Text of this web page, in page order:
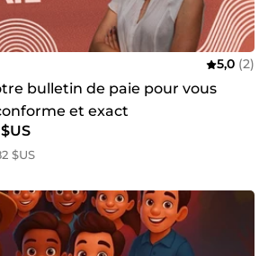
5,0 (2)
bulletin de paie pour vous
et exact
$US